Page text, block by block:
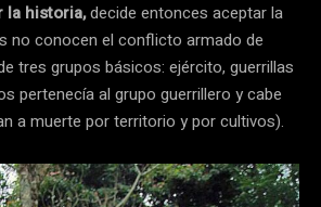
la historia,decide entonces aceptar la
no conocen el conflicto armado de
tres grupos básicos: ejército, guerrillas
pertenecía al grupo guerrillero y cabe
a muerte por territorio y por cultivos).